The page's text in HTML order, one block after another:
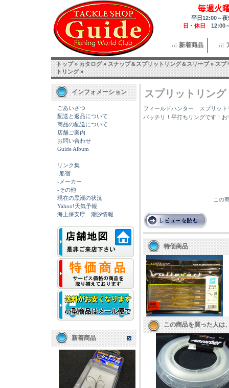
毎週火
平日12:00～
日・休日 12:00
新着商品
トップ»カタログ»スナップ＆スプリットリング＆スリーブ»スプ
トリング»
インフォメーション
ごあいさつ
配送と返品について
商品の配送について
店舗ご案内
お問い合わせ
Guide Album
リンク集
-船宿
-メーカー
-その他
現在の黒潮の状況
Yahoo!天気予報
海上保安庁 潮汐情報
新着商品
スプリットリン
フィールドハンター スプリッ
バッチリ！平打ちリングです！
この
特価商品
この商品を買った人は